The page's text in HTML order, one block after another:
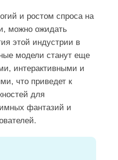
и ростом спроса на
можно ожидать
этой индустрии в
модели станут еще
интерактивными и
что приведет к
для
фантазий и